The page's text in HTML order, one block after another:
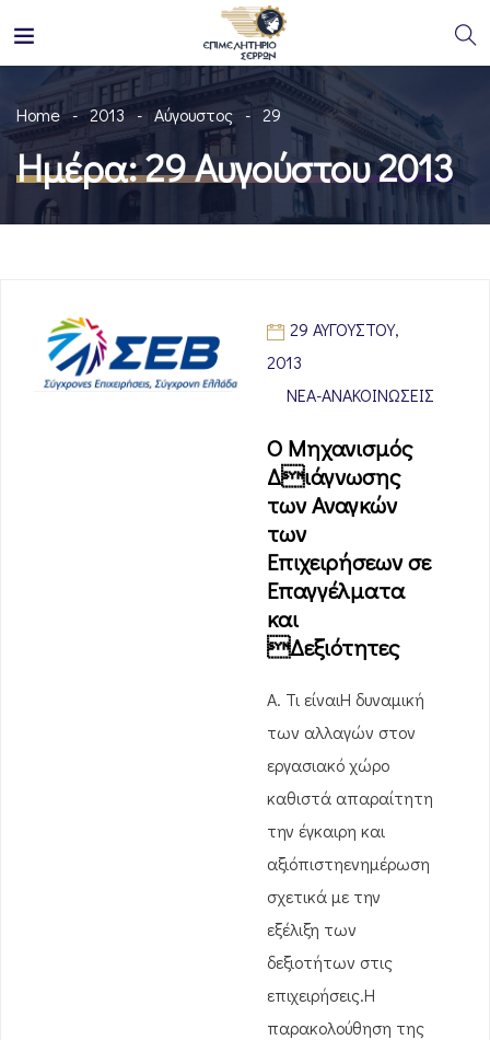
Home 2013 Αύγουστος 29
Ημέρα:29 Αυγούστου 2013
29 ΑΥΓΟΎΣΤΟΥ,
2013
ΝΈΑ-ΑΝΑΚΟΙΝΏΣΕΙΣ
Ο Μηχανισμός
Διάγνωσης
των Αναγκών
των
Επιχειρήσεων σε
Επαγγέλματα
και
Δεξιότητες
Α. Τι είναιΗ δυναμική
των αλλαγών στον
εργασιακό χώρο
καθιστά απαραίτητη
την έγκαιρη και
αξιόπιστηενημέρωση
σχετικά με την
εξέλιξη των
δεξιοτήτων στις
επιχειρήσεις.Η
παρακολούθηση της